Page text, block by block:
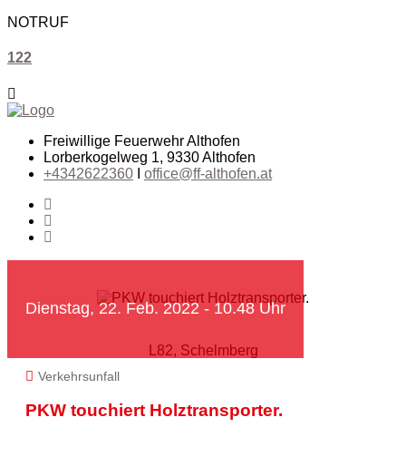
NOTRUF
122
Freiwillige Feuerwehr Althofen
Lorberkogelweg 1, 9330 Althofen
+4342622360
office@ff-althofen.at
Dienstag, 22. Feb. 2022 - 10.48 Uhr
L82, Schelmberg
Verkehrsunfall
PKW touchiert Holztransporter.